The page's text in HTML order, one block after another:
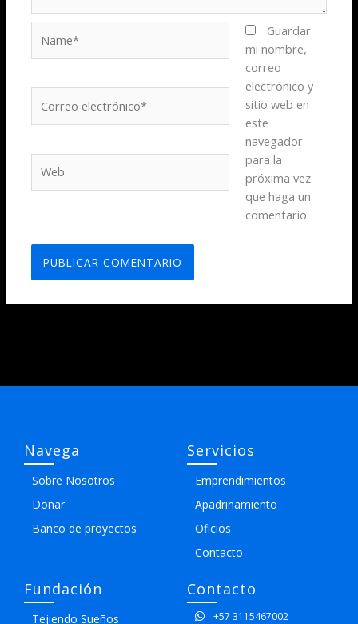
electrónico*
Guardar
mi nombre,
correo
electrónico y
sitio web en
este
navegador
para la
próxima vez
que haga un
comentario.
Navega
Sobre Nosotros
Donar
Banco de proyectos
Servicios
Emprendimientos
Apadrinamiento
Oficios
Contacto
Fundación
Tejiendo Sueños
Contacto
+57 3115467002